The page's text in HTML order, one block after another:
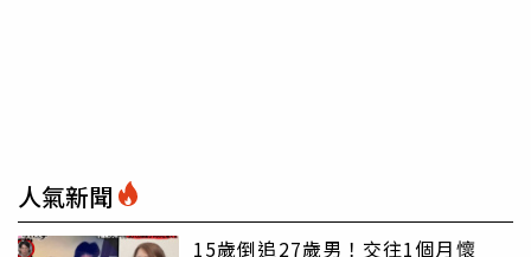
人氣新聞
15歲倒追27歲男！交往1個月懷